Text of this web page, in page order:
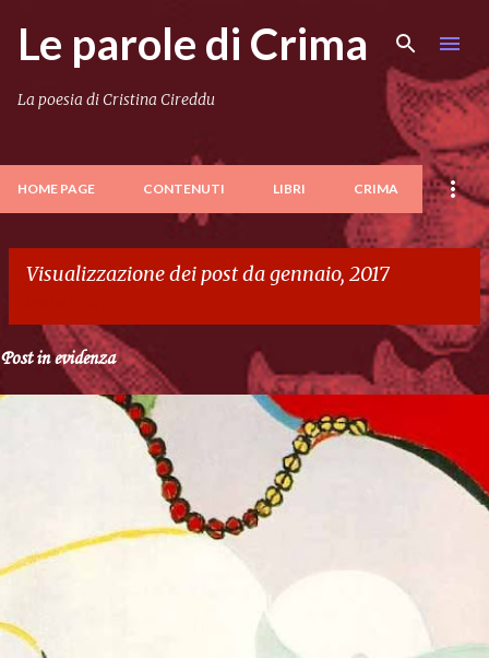
Passa ai contenuti principali
Le parole di Crima
La poesia di Cristina Cireddu
HOME PAGE CONTENUTI LIBRI CRIMA
Visualizzazione dei post da gennaio, 2017
o
Post in evidenza